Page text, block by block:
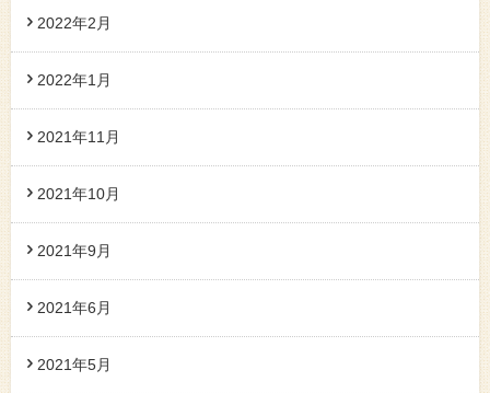
2022年2月
2022年1月
2021年11月
2021年10月
2021年9月
2021年6月
2021年5月